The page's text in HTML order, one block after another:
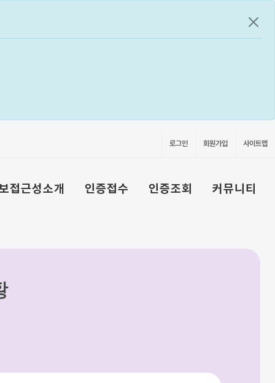
공지
로그인 회원가입 사이트맵
접근성소개 인증접수 인증조회 커뮤니티